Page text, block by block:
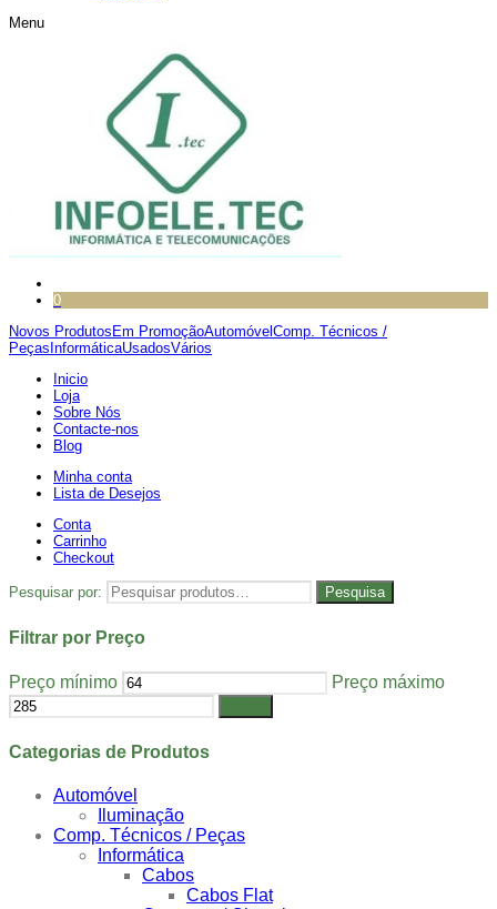
Menu
0
Novos Produtos Em PromoçãoAutomóvel Comp. Técnicos /
Peças InformáticaUsadosVários
Inicio
Loja
Sobre Nós
Contacte-nos
Blog
Minha conta
Lista de Desejos
Conta
Carrinho
Checkout
Pesquisar por: Pesquisa
Filtrar por Preço
Preço mínimo Preço máximo
Categorias de Produtos
Automóvel
Iluminação
Comp. Técnicos / Peças
Informática
Cabos
Cabos Flat